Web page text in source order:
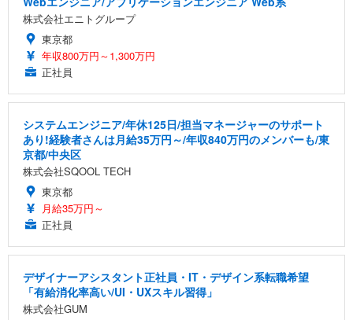
株式会社エニトグループ
東京都
年収800万円～1,300万円
正社員
システムエンジニア/年休125日/担当マネージャーのサポート
あり!経験者さんは月給35万円～/年収840万円のメンバーも/東
京都/中央区
株式会社SQOOL TECH
東京都
月給35万円～
正社員
デザイナーアシスタント正社員・IT・デザイン系転職希望
「有給消化率高い/UI・UXスキル習得」
株式会社GUM